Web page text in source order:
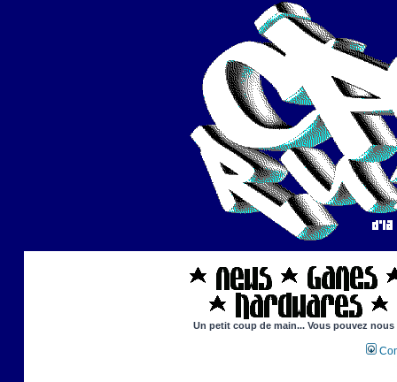
Un petit coup de main... Vous pouvez